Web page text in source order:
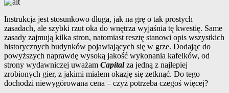
Instrukcja jest stosunkowo długa, jak na grę o tak prostych
zasadach, ale szybki rzut oka do wnętrza wyjaśnia tę kwestię. Same
zasady zajmują kilka stron, natomiast resztę stanowi opis wszystkich
historycznych budynków pojawiających się w grze. Dodając do
powyższych naprawdę wysoką jakość wykonania kafelków, od
strony wydawniczej uważam Capitalza jedną z najlepiej
zrobionych gier, z jakimi miałem okazję się zetknąć. Do tego
dochodzi niewygórowana cena – czyż potrzeba czegoś więcej?